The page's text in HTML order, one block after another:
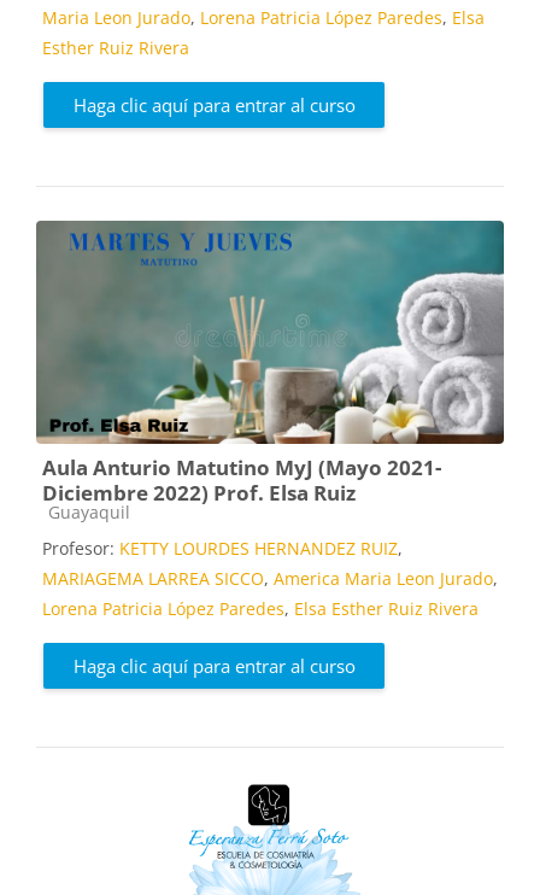
Maria Leon Jurado, Lorena Patricia López Paredes, Elsa
Esther Ruiz Rivera
Haga clic aquí para entrar al curso
Aula Anturio Matutino MyJ (Mayo 2021-
Diciembre 2022) Prof. Elsa Ruiz
Categoría de cursos
Guayaquil
Profesor: KETTY LOURDES HERNANDEZ RUIZ,
MARIAGEMA LARREA SICCO, America Maria Leon Jurado,
Lorena Patricia López Paredes, Elsa Esther Ruiz Rivera
Haga clic aquí para entrar al curso